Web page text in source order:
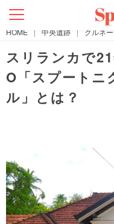
HOME | 中央遺跡 | クルネ
スリランカで
O「スプートニ
ル」とは？